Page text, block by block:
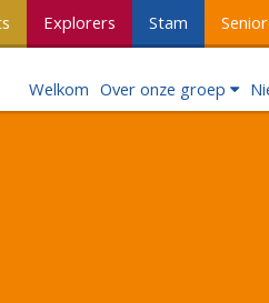
Explorers Stam
Welkom Over onze groep